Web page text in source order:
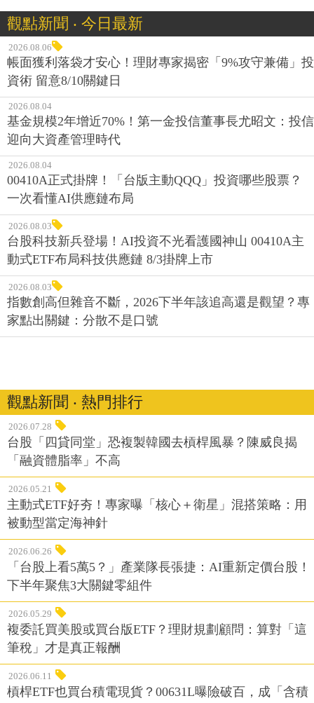
觀點新聞 ‧ 今日最新
2026.08.06
帳面獲利落袋才安心！理財專家揭密「9%攻守兼備」投
資術 留意8/10關鍵日
2026.08.04
基金規模2年增近70%！第一金投信董事長尤昭文：投信
迎向大資產管理時代
2026.08.04
00410A正式掛牌！「台版主動QQQ」投資哪些股票？
一次看懂AI供應鏈布局
2026.08.03
台股科技新兵登場！AI投資不光看護國神山 00410A主
動式ETF布局科技供應鏈 8/3掛牌上市
2026.08.03
指數創高但雜音不斷，2026下半年該追高還是觀望？專
家點出關鍵：分散不是口號
觀點新聞 ‧ 熱門排行
2026.07.28
台股「四貸同堂」恐複製韓國去槓桿風暴？陳威良揭
「融資體脂率」不高
2026.05.21
主動式ETF好夯！專家曝「核心＋衛星」混搭策略：用
被動型當定海神針
2026.06.26
「台股上看5萬5？」產業隊長張捷：AI重新定價台股！
下半年聚焦3大關鍵零組件
2026.05.29
複委託買美股或買台版ETF？理財規劃顧問：算對「這
筆稅」才是真正報酬
2026.06.11
槓桿ETF也買台積電現貨？00631L曝險破百，成「含積